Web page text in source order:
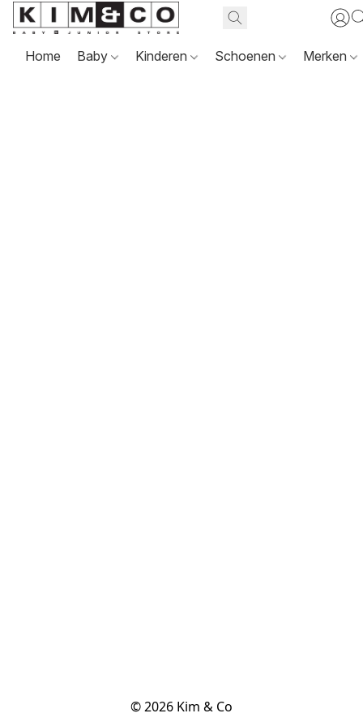
Home Baby Kinderen Schoenen Merken
© 2026 Kim & Co